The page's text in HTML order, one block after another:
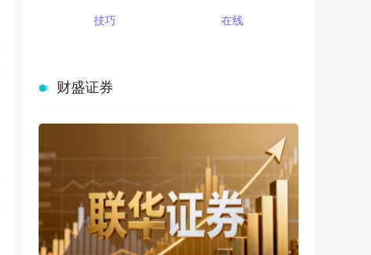
技巧 在线
财盛证券